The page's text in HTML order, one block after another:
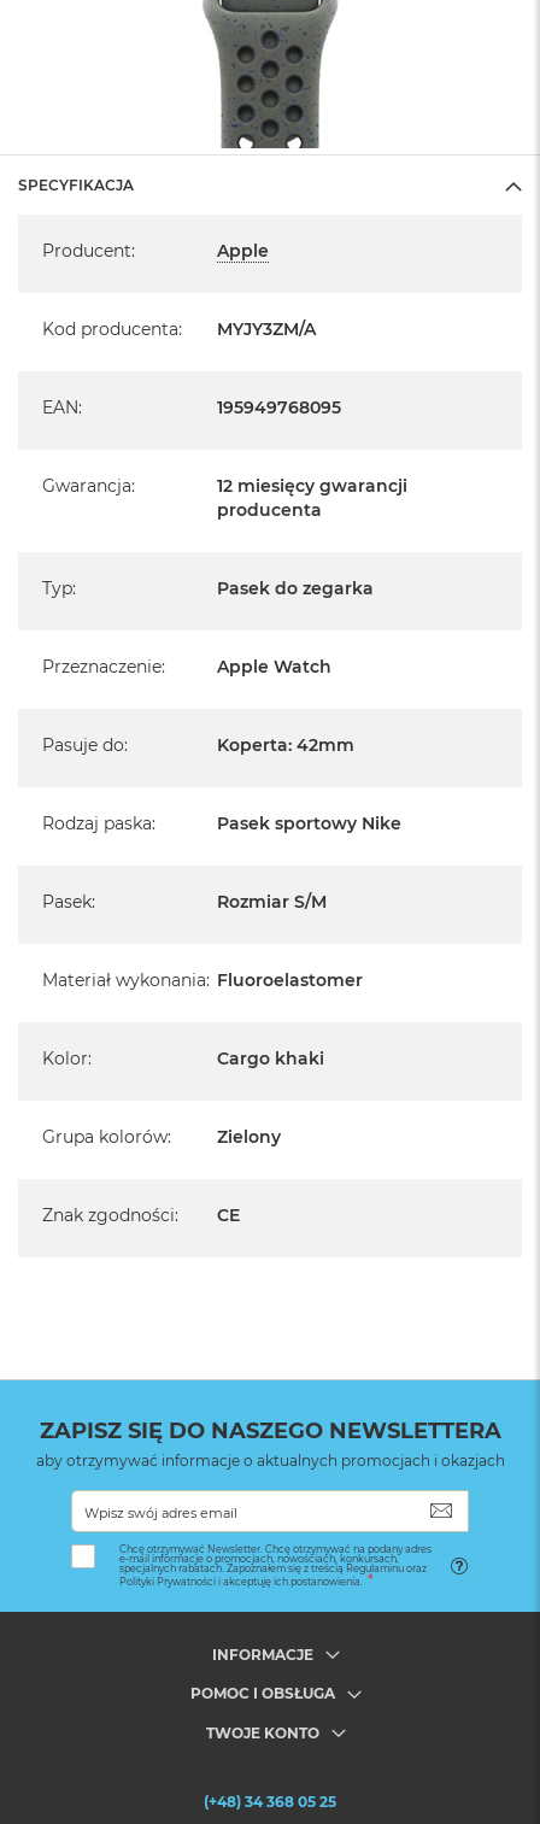
SPECYFIKACJA
Producent: Apple
Kod producenta: MYJY3ZM/A
EAN: 195949768095
Gwarancja:
12 miesięcy gwarancji
producenta
Typ: Pasek do zegarka
Przeznaczenie: Apple Watch
Pasuje do: Koperta: 42mm
Rodzaj paska: Pasek sportowy Nike
Pasek: Rozmiar S/M
Materiał wykonania: Fluoroelastomer
Kolor: Cargo khaki
Grupa kolorów: Zielony
Znak zgodności: CE
ZAPISZ SIĘ DO NASZEGO NEWSLETTERA
aby otrzymywać informacje o aktualnych promocjach i okazjach
Chcę otrzymywać Newsletter. Chcę otrzymywać na podany adres
e-mail informacje o promocjach, nowościach, konkursach,
specjalnych rabatach. Zapoznałem się z treścią Regulaminu oraz
Polityki Prywatności i akceptuję ich postanowienia.
INFORMACJE
POMOC I OBSŁUGA
TWOJE KONTO
(+48) 34 368 05 25